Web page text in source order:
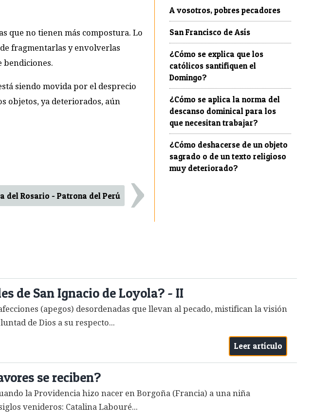
que no tienen más compostura. Lo
fragmentarlas y envolverlas
bendiciones.
siendo movida por el desprecio
objetos, ya deteriorados, aún
del Rosario - Patrona del Perú ›
A vosotros, pobres pecadores
San Francisco de Asís
¿Cómo se explica que los
católicos santifiquen el
Domingo?
¿Cómo se aplica la norma del
descanso dominical para los
que necesitan trabajar?
¿Cómo deshacerse de un objeto
sagrado o de un texto religioso
muy deteriorado?
de San Ignacio de Loyola? - II
(apegos) desordenadas que llevan al pecado, mistifican la visión
de Dios a su respecto...
Leer artículo
se reciben?
la Providencia hizo nacer en Borgoña (Francia) a una niña
venideros: Catalina Labouré...